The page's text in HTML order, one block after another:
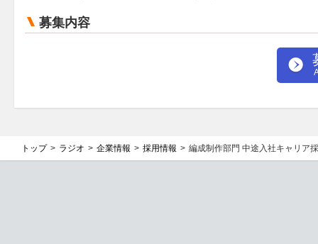
募集内容
トップ ラジオ 企業情報 採用情報 編成制作部門 中途入社キャリア